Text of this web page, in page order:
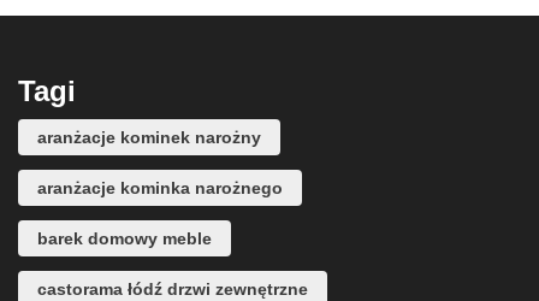
Tagi
aranżacje kominek narożny
aranżacje kominka narożnego
barek domowy meble
castorama łódź drzwi zewnętrzne